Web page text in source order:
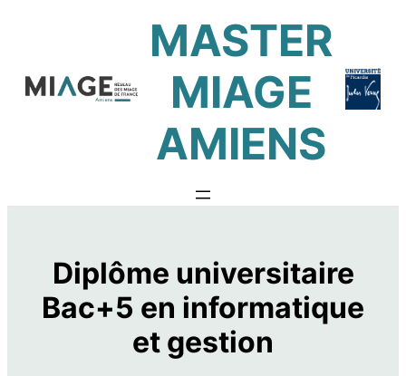
MASTER
MIAGE
AMIENS
Diplôme universitaire
Bac+5 en informatique
et gestion